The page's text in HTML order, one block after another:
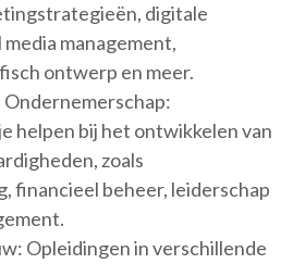
digitale
management,
ontwerp en meer.
helpen bij het ontwikkelen van
zoals
financieel beheer, leiderschap
Opleidingen in verschillende